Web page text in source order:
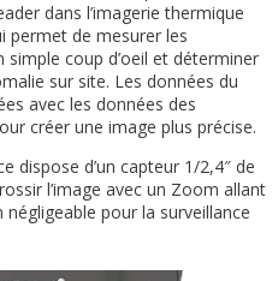
dans l’imagerie thermique
permet de mesurer les
coup d’oeil et déterminer
sur site. Les données du
avec les données des
créer une image plus précise.
dispose d’un capteur 1/2,4″ de
l’image avec un Zoom allant
pour la surveillance